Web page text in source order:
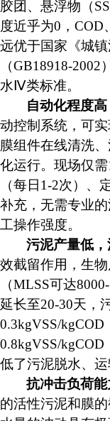
胶团、悬浮物（
度近乎为0，COD
远优于国家《城
（GB18918-
水Ⅳ类标准。
自动化程度
动控制系统，可
膜组件在线清洗
化运行。现场仅
（每日1-2次）、
补充，无需专业
工操作强度。
污泥产量低，
效截留作用，生
（MLSS可达
延长至20-30天，
0.3kgVSS/
0.8kgVSS/
低了污泥脱水、运
抗冲击负荷
的活性污泥和膜